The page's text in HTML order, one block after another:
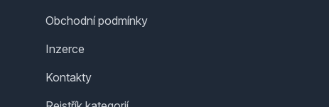
Obchodní podmínky
Inzerce
Kontakty